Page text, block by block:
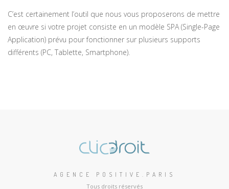
C’est certainement l’outil que nous vous proposerons de mettre
en œuvre si votre projet consiste en un modèle SPA (Single-Page
Application) prévu pour fonctionner sur plusieurs supports
différents (PC, Tablette, Smartphone).
AGENCE POSITIVE.PARIS
Tous droits réservés